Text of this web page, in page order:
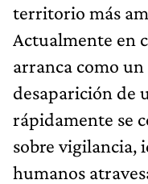
territorio más
Actualmente en
arranca como
desaparición de
rápidamente se
sobre vigilancia,
humanos